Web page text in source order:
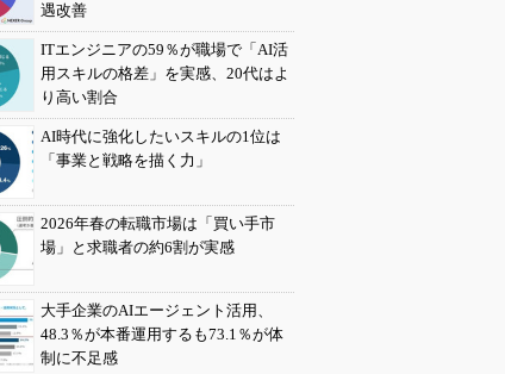
遇改善
ITエンジニアの59％が職場で「AI活
用スキルの格差」を実感、20代はよ
り高い割合
AI時代に強化したいスキルの1位は
「事業と戦略を描く力」
2026年春の転職市場は「買い手市
場」と求職者の約6割が実感
大手企業のAIエージェント活用、
48.3％が本番運用するも73.1％が体
制に不足感